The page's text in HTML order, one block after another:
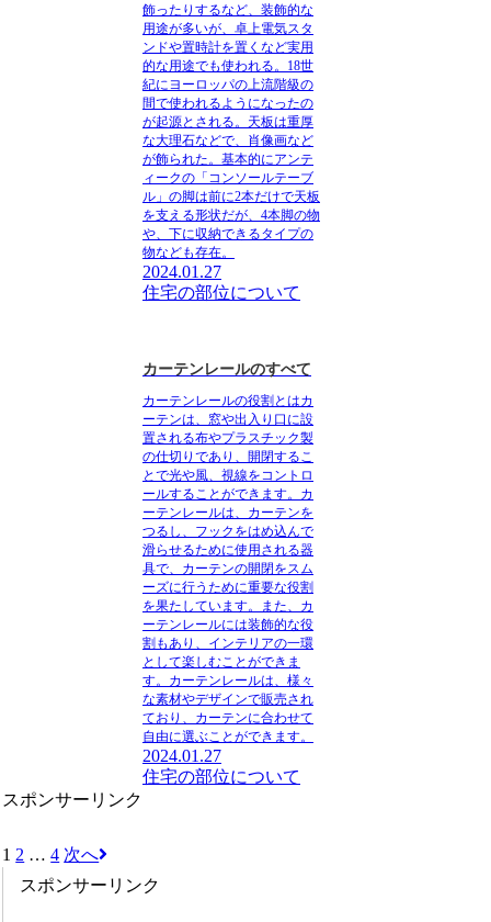
飾ったりするなど、装飾的な
用途が多いが、卓上電気スタ
ンドや置時計を置くなど実用
的な用途でも使われる。18世
紀にヨーロッパの上流階級の
間で使われるようになったの
が起源とされる。天板は重厚
な大理石などで、肖像画など
が飾られた。基本的にアンテ
ィークの「コンソールテーブ
ル」の脚は前に2本だけで天板
を支える形状だが、4本脚の物
や、下に収納できるタイプの
物なども存在。
2024.01.27
住宅の部位について
カーテンレールのすべて
カーテンレールの役割とはカ
ーテンは、窓や出入り口に設
置される布やプラスチック製
の仕切りであり、開閉するこ
とで光や風、視線をコントロ
ールすることができます。カ
ーテンレールは、カーテンを
つるし、フックをはめ込んで
滑らせるために使用される器
具で、カーテンの開閉をスム
ーズに行うために重要な役割
を果たしています。また、カ
ーテンレールには装飾的な役
割もあり、インテリアの一環
として楽しむことができま
す。カーテンレールは、様々
な素材やデザインで販売され
ており、カーテンに合わせて
自由に選ぶことができます。
2024.01.27
住宅の部位について
スポンサーリンク
1 2 … 4 次へ
スポンサーリンク